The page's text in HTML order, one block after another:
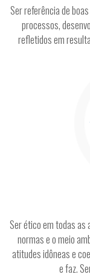
Ser referência de
processos,
refletidos em
Ser ético em todas as
normas e o meio
atitudes idôneas e
e faz.